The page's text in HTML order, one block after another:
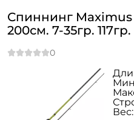
Спиннинг
200см. 7-35гр.
Вес: